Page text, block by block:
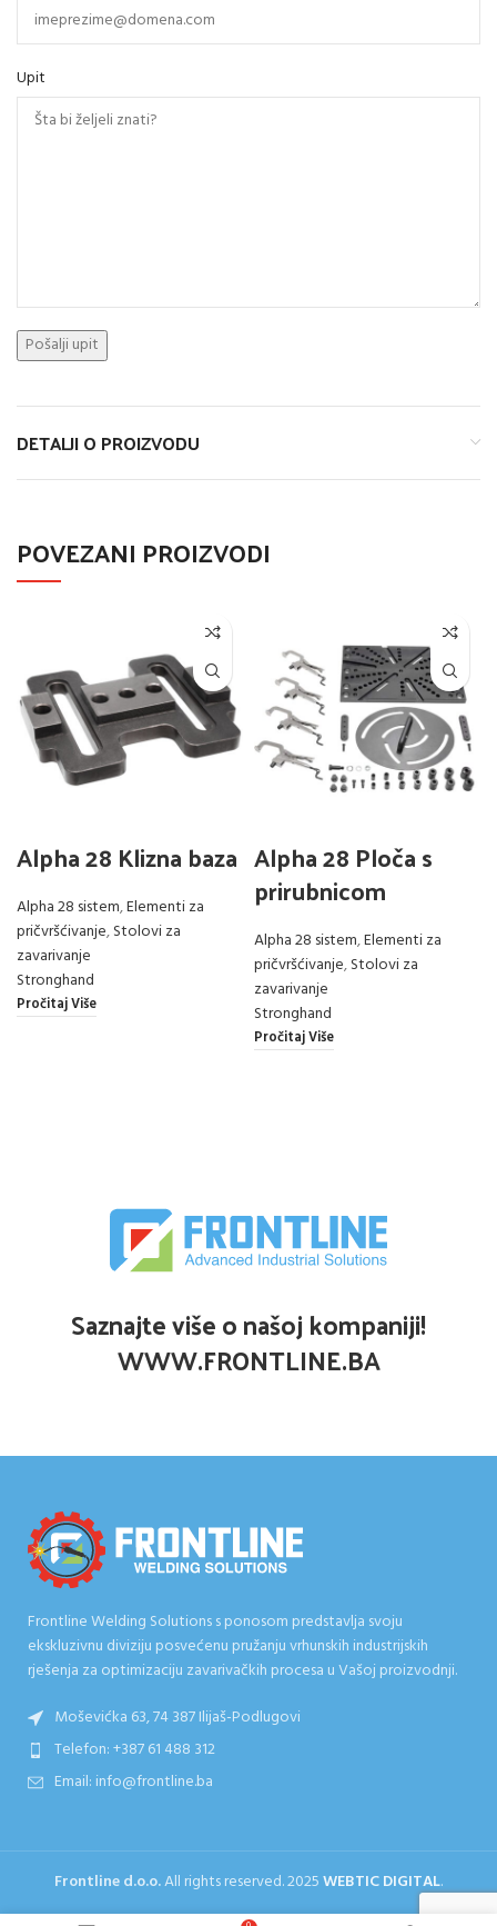
Upit
DETALJI O PROIZVODU
POVEZANI PROIZVODI
Alpha 28 Klizna baza
Alpha 28 sistem,Elementi za
pričvršćivanje,Stolovi za
zavarivanje
Stronghand
Pročitaj Više
Alpha 28 Ploča s
prirubnicom
Alpha 28 sistem,Elementi za
pričvršćivanje,Stolovi za
zavarivanje
Stronghand
Pročitaj Više
Saznajte više o našoj kompaniji!
WWW.FRONTLINE.BA
Frontline Welding Solutions s ponosom predstavlja svoju
ekskluzivnu diviziju posvećenu pružanju vrhunskih industrijskih
rješenja za optimizaciju zavarivačkih procesa u Vašoj proizvodnji.
Moševićka 63, 74 387 Ilijaš-Podlugovi
Telefon: +387 61 488 312
Email: info@frontline.ba
Frontline d.o.o.All rights reserved.2025WEBTIC DIGITAL.